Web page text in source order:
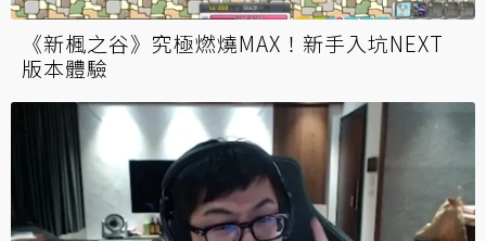
《新楓之谷》究極燃燒MAX！新手入坑NEXT
版本體驗